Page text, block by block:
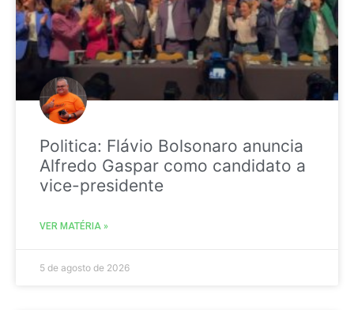
Politica: Flávio Bolsonaro anuncia
Alfredo Gaspar como candidato a
vice-presidente
VER MATÉRIA »
5 de agosto de 2026